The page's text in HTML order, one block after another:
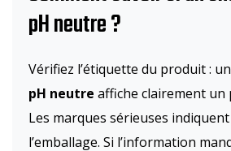
pH neutre ?
Vérifiez l’étiquette du produit : un
pH neutre affiche clairement un
Les marques sérieuses
l’emballage. Si l’information